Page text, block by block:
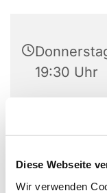
Diese Webseite
Wir verwenden
19:30 Uhr